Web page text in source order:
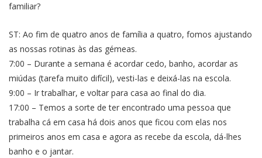
familiar?
ST: Ao fim de quatro anos de família a quatro, fomos ajustando
as nossas rotinas às das gémeas.
7:00 – Durante a semana é acordar cedo, banho, acordar as
miúdas (tarefa muito difícil), vesti-las e deixá-las na escola.
9:00 – Ir trabalhar, e voltar para casa ao final do dia.
17:00 – Temos a sorte de ter encontrado uma pessoa que
trabalha cá em casa há dois anos que ficou com elas nos
primeiros anos em casa e agora as recebe da escola, dá-lhes
banho e o jantar.